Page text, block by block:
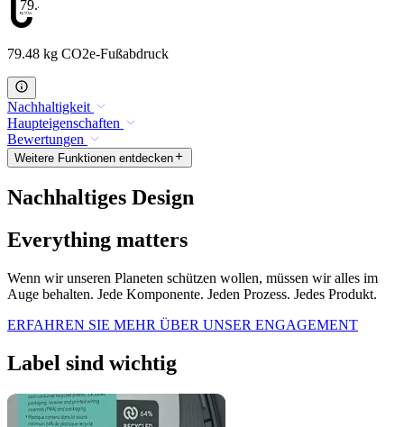
79.48
79.48 kg CO2e-Fußabdruck
Nachhaltigkeit
Haupteigenschaften
Bewertungen
Weitere Funktionen entdecken
Nachhaltiges Design
Everything matters
Wenn wir unseren Planeten schützen wollen, müssen wir alles im
Auge behalten. Jede Komponente. Jeden Prozess. Jedes Produkt.
ERFAHREN SIE MEHR ÜBER UNSER ENGAGEMENT
Label sind wichtig